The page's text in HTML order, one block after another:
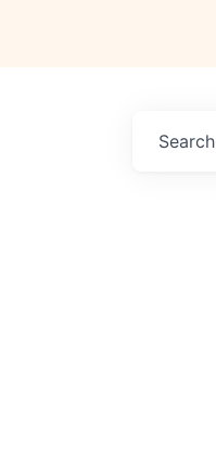
Search